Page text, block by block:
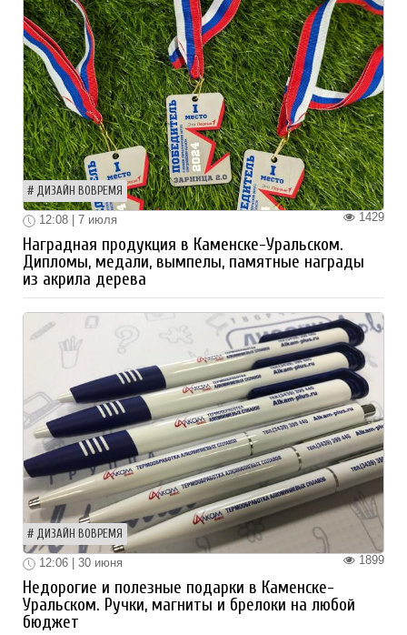
ДИЗАЙН ВОВРЕМЯ
1429
12:08 | 7 июля
Наградная продукция в Каменске-Уральском.
Дипломы, медали, вымпелы, памятные награды
из акрила дерева
ДИЗАЙН ВОВРЕМЯ
1899
12:06 | 30 июня
Недорогие и полезные подарки в Каменске-
Уральском. Ручки, магниты и брелоки на любой
бюджет